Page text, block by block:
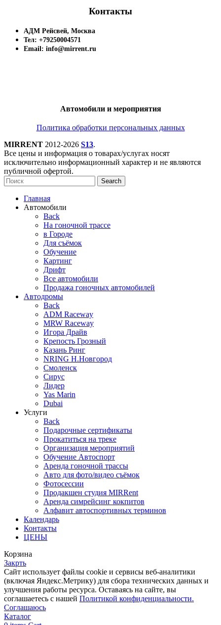
Контакты
АДМ Рейсвей, Москва
Тел: +79250004571
Email: info@mirrent.ru
Автомобили и мероприятия
Политика обработки персональных данных
MIRRENT 2012-2026 S13.
Все цены и информация о товарах/услугах носят
исключительно информационный характер и не являются
публичной офертой.
Search
Главная
Автомобили
Back
На гоночной трассе
в Городе
Для съёмок
Обучение
Картинг
Дрифт
Все автомобили
Продажа гоночных автомобилей
Автодромы
Back
ADM Raceway
MRW Raceway
Игора Драйв
Крепость Грозный
Казань Ринг
NRING Н.Новгород
Смоленск
Сирус
Лидер
Yas Marin
Dubai
Услуги
Back
Подарочные сертификаты
Прокатиться на треке
Организация мероприятий
Обучение Автоспорт
Аренда гоночной трассы
Авто для фото/видео съёмок
Фотосессии
Продакшен студия MIRRent
Аренда симрейсинг кокпитов
Алфавит автоспортивных терминов
Календарь
Контакты
ЦЕНЫ
Корзина
Закрть
Cайт использует файлы cookie и сервисы веб-аналитики
(включая Яндекс.Метрику) для сбора технических данных и
улучшения работы ресурса. Оставаясь на сайте, вы
соглашаетесь с нашей Политикой конфиденциальности.
Соглашаюсь
Каталог